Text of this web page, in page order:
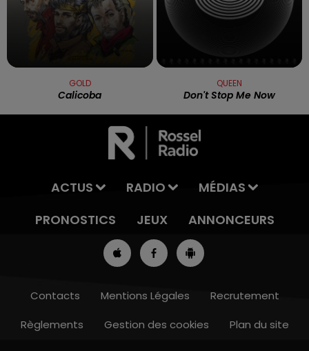
7h00 - 10h00
GOLD
Calicoba
QUEEN
Don't Stop Me Now
ACTUS RADIO
MÉDIAS
PRONOSTICS
JEUX ANNONCEURS
Contacts Mentions Légales
Recrutement
Règlements
Gestion des cookies Plan du site